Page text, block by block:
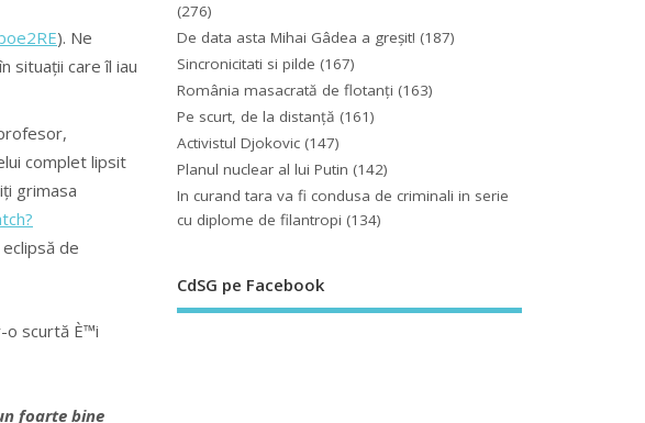
). Ne
situații care îl iau
complet lipsit
grimasa
de
o scurtă È™i
foarte bine
(276)
De data asta Mihai Gâdea a greşit! (187)
Sincronicitati si pilde (167)
România masacrată de flotanţi (163)
Pe scurt, de la distanță (161)
Activistul Djokovic (147)
Planul nuclear al lui Putin (142)
In curand tara va fi condusa de criminali in serie
cu diplome de filantropi (134)
CdSG pe Facebook